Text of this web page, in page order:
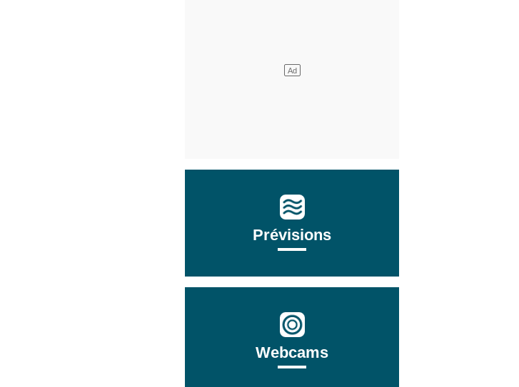
Prévisions
Webcams